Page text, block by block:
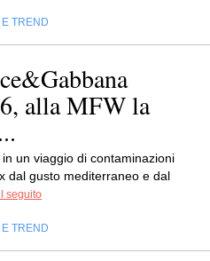
E TREND
alla MFW la
un viaggio di contaminazioni
dal gusto mediterraneo e dal
seguito
E TREND